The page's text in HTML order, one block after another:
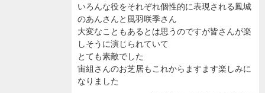
いろんな役をそれぞれ個性的に表現される鳳城
のあんさんと風羽咲季さん
大変なこともあるとは思うのですが皆さんが楽
しそうに演じられていて
とても素敵でした
宙組さんのお芝居もこれからますます楽しみに
なりました